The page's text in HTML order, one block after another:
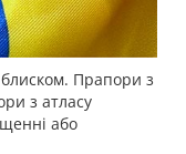
Прапори з
з атласу
або